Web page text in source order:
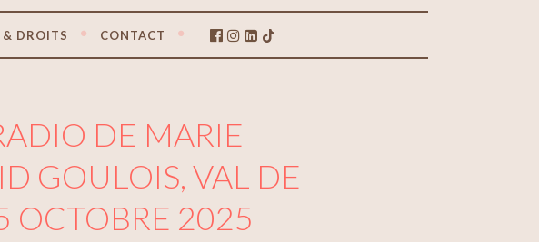
& DROITS CONTACT
DE MARIE
GOULOIS, VAL DE
OCTOBRE 2025